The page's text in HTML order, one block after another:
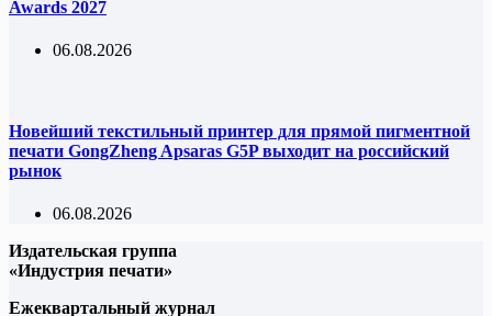
Awards 2027
06.08.2026
Новейший текстильный принтер для прямой пигментной
печати GongZheng Apsaras G5P выходит на российский
рынок
06.08.2026
Издательская группа
«Индустрия печати»
Ежеквартальный журнал